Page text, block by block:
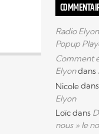
Radio
Popup
Comment
Elyondans
Nicoledans
Elyon
Loïcdans
nous » le